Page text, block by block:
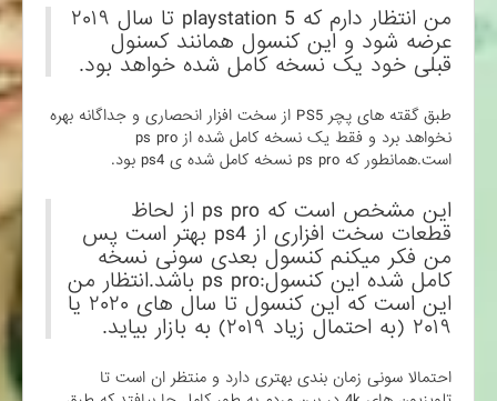
من انتظار دارم که playstation 5 تا سال ۲۰۱۹
عرضه شود و این کنسول همانند کسنول
قبلی خود یک نسخه کامل شده خواهد بود.
طبق گقته های پچر PS5 از سخت افزار انحصاری و جداگانه بهره
نخواهد برد و فقط یک نسخه کامل شده از ps pro
است.همانطور که ps pro نسخه کامل شده ی ps4 بود.
این مشخص است که ps pro از لحاظ
قطعات سخت افزاری از ps4 بهتر است پس
من فکر میکنم کنسول بعدی سونی نسخه
کامل شده این کنسول:ps pro باشد.انتظار من
این است که این کنسول تا سال های ۲۰۲۰ یا
۲۰۱۹ (به احتمال زیاد ۲۰۱۹) به بازار بیاید.
احتمالا سونی زمان بندی بهتری دارد و منتظر ان است تا